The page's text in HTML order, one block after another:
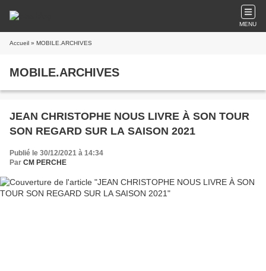
MENU
Accueil » MOBILE.ARCHIVES
MOBILE.ARCHIVES
JEAN CHRISTOPHE NOUS LIVRE À SON TOUR
SON REGARD SUR LA SAISON 2021
Publié le 30/12/2021 à 14:34
Par CM PERCHE